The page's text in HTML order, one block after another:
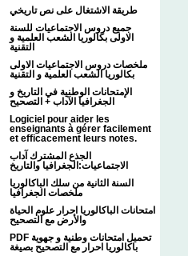
طريقة الاشتغال على نص تاريخي
جميع دروس الاجتماعيات للسنة
الاولى بكالوريا الشعب العلمية و
التقنية
ملخصات دروس الاجتماعيات الاولى
بكالوريا الشعب العلمية و التقنية
الإمتحانات الوطنية في التاريخ و
الجغرافيا الآداب + التصحيح
Logiciel pour aider les
enseignants à gérer facilement
et efficacement leurs notes.
الجذع المشترك آداب
الاجتماعيات:الجغرافيا والتاريخ
السنة الثانية من سلك الباكالوريا
ملخصات الجغرافيا
امتحانات الباكالوريا احرار علوم الحياة
والأرض مع التصحيح
PDF تحميل امتحانات وطنية و جهوية
باكالوريا احرار مع التصحيح بصيغة